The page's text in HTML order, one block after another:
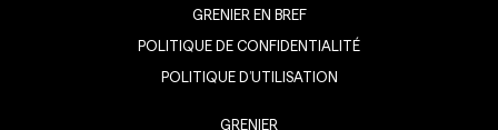
GRENIER EN BREF
POLITIQUE DE CONFIDENTIALITÉ
POLITIQUE D’UTILISATION
GRENIER